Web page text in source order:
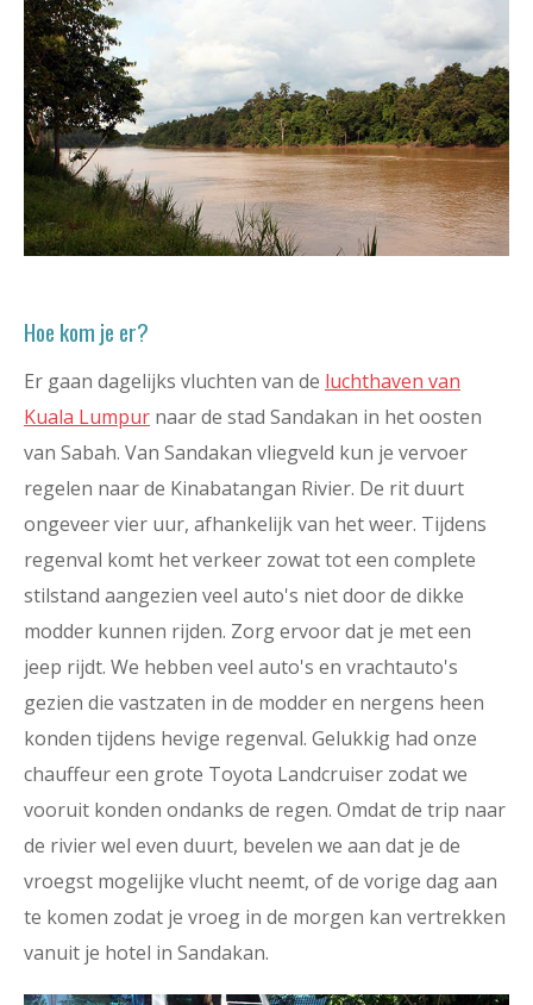
Hoe kom je er?
Er gaan dagelijks vluchten van de luchthaven van
Kuala Lumpur naar de stad Sandakan in het oosten
van Sabah. Van Sandakan vliegveld kun je vervoer
regelen naar de Kinabatangan Rivier. De rit duurt
ongeveer vier uur, afhankelijk van het weer. Tijdens
regenval komt het verkeer zowat tot een complete
stilstand aangezien veel auto's niet door de dikke
modder kunnen rijden. Zorg ervoor dat je met een
jeep rijdt. We hebben veel auto's en vrachtauto's
gezien die vastzaten in de modder en nergens heen
konden tijdens hevige regenval. Gelukkig had onze
chauffeur een grote Toyota Landcruiser zodat we
vooruit konden ondanks de regen. Omdat de trip naar
de rivier wel even duurt, bevelen we aan dat je de
vroegst mogelijke vlucht neemt, of de vorige dag aan
te komen zodat je vroeg in de morgen kan vertrekken
vanuit je hotel in Sandakan.